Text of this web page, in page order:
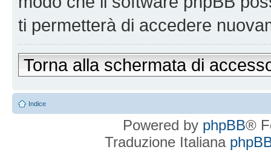
ti permetterà di accedere
Torna alla schermata di
Indice
Powered by phpBB®
Traduzione Italiana